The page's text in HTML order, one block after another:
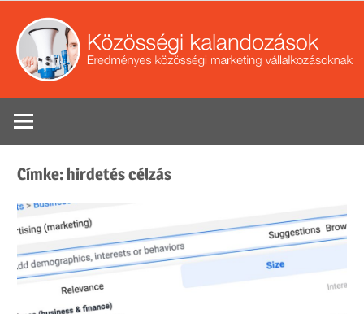
content
közösségi
tippek
vállalkozások
Címke: hirdetés célzás